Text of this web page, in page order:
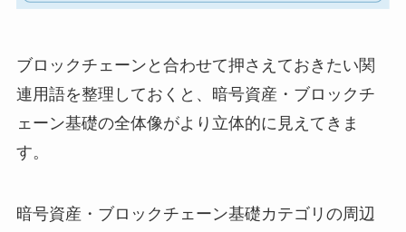
ブロックチェーンと合わせて押さえておきたい関
連用語を整理しておくと、暗号資産・ブロックチ
ェーン基礎の全体像がより立体的に見えてきま
す。
暗号資産・ブロックチェーン基礎カテゴリの周辺